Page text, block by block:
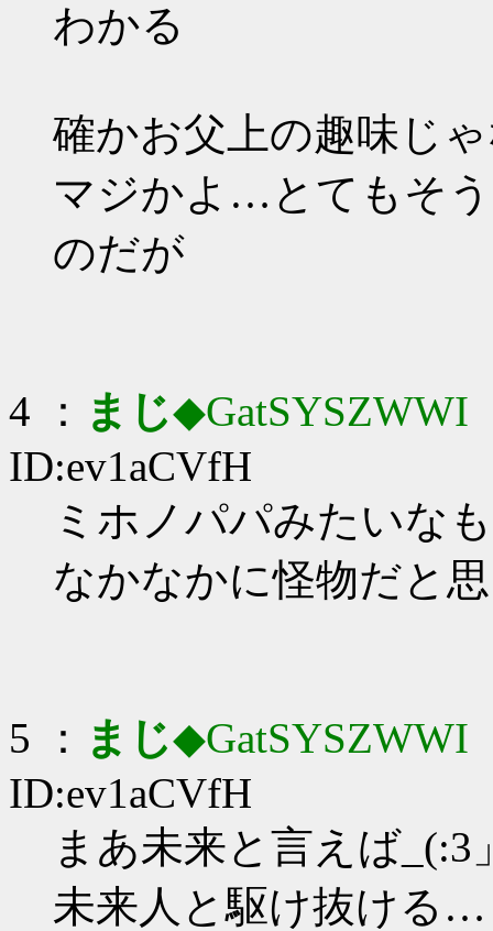
わかる
確かお父上の趣味じ
マジかよ…とてもそ
のだが
4 ： まじ◆GatSYSZWWI
ID:ev1aCVfH
ミホノパパみたいな
なかなかに怪物だと
5 ： まじ◆GatSYSZWWI
ID:ev1aCVfH
まあ未来と言えば_(:3
未来人と駆け抜ける…